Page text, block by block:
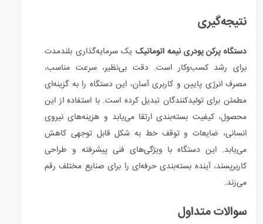
نتیجه‌گیری
دستگاه پرکن پودری نیمه اتوماتیکیک سرمایه‌گذاری بلندمدت
برای رشد کسب‌وکار است. دقت بی‌نظیر، سرعت مناسب،
مصرف انرژی پایین و کاربری آسان، این دستگاه را به گزینه‌ای
مطمئن برای تولیدکنندگان تبدیل کرده است. با استفاده از این
محصول، کیفیت بسته‌بندی ارتقا می‌یابد و هزینه‌های نیروی
انسانی، ضایعات و توقف خط به شکل قابل توجهی کاهش
می‌یابد. این دستگاه با ویژگی‌های فنی پیشرفته و طراحی
کاربرپسند، آینده بسته‌بندی حرفه‌ای را برای صنایع مختلف رقم
می‌زند.
سوالات متداول